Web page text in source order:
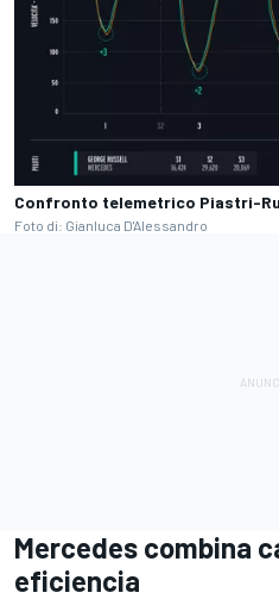
Confronto telemetrico Piastri-
Foto di: Gianluca D'Alessandro
Mercedes combina
eficiencia